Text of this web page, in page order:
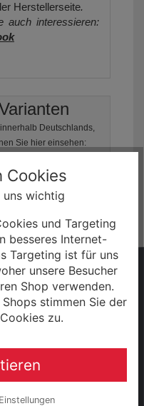
Herstellerseite.
auch interessieren:
Deutschlands,
Sie hier einsehen:
für Sie da!
694 253
Cookies
uns wichtig
und Targeting
besseres Internet-
Targeting ist für uns
unsere Besucher
Shop verwenden.
stimmen Sie der
zu.